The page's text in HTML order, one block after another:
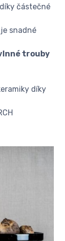
částečné
snadné
trouby
díky